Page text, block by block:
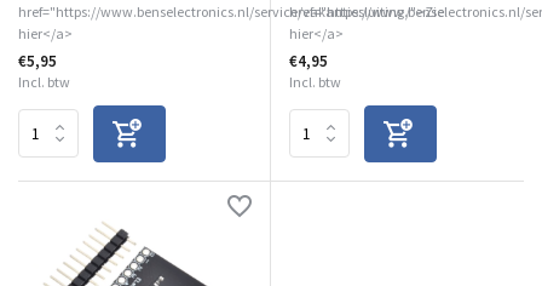
href="https://www.benselectronics.nl/service/vakantiesluiting/">Zie
hier</a>
€5,95
Incl. btw
href="https://www.benselectronics.nl/
hier</a>
€4,95
Incl. btw